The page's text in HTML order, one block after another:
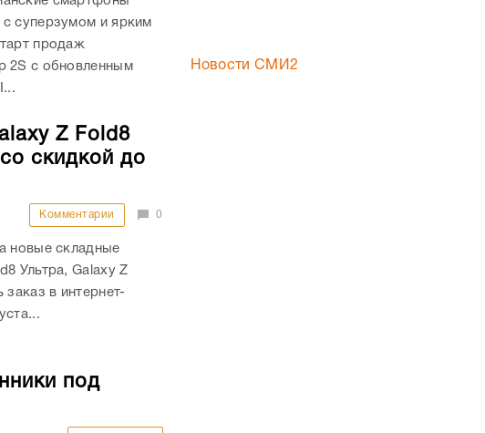
с суперзумом и ярким
продаж
2S с обновленным
Z Fold8
скидкой до
Комментарии 0
новые складные
Ультра, Galaxy Z
в интернет-
под
Новости СМИ2